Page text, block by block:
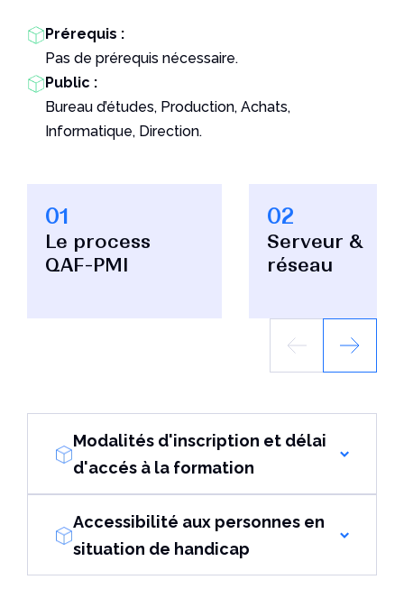
Prérequis :
Pas de prérequis nécessaire.
Public :
Bureau d’études, Production, Achats,
Informatique, Direction.
01
Le process
QAF-PMI
02
Serveur &
réseau
Modalités d'inscription et délai
d'accés à la formation
Accessibilité aux personnes en
situation de handicap